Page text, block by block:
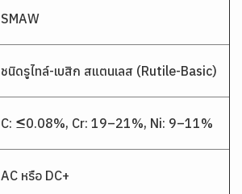
SMAW
ชนิดรูไทล์-เบสิก สแตนเลส (Rutile-Basic)
C: ≤0.08%, Cr: 19–21%, Ni: 9–11%
AC หรือ DC+